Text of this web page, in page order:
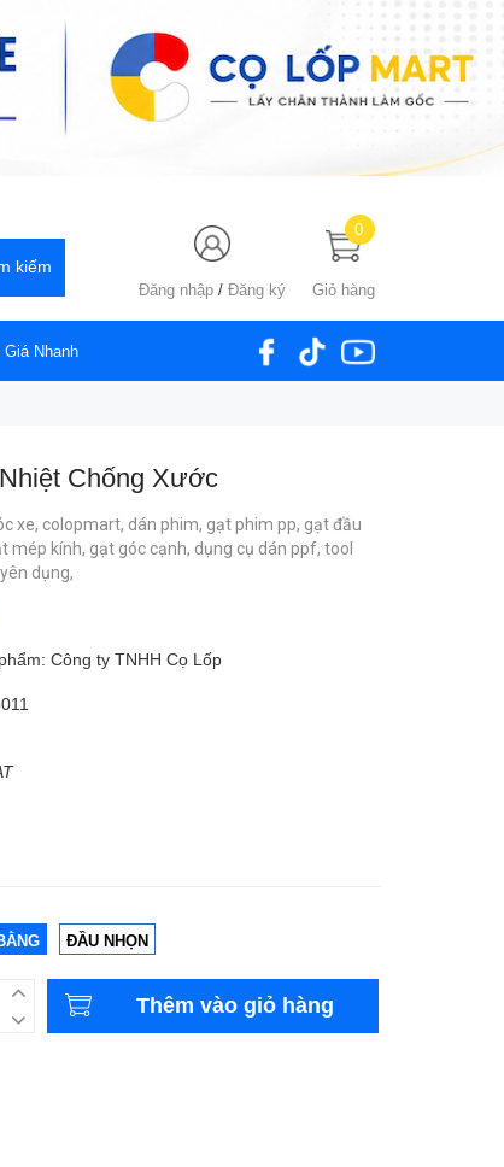
Đăng nhập / Đăng ký Giỏ hàng
0
Giá Nhanh
Chống Xước
xe, colopmart, dán phim, gạt phim pp, gạt đầu
mép kính, gạt góc cạnh, dụng cụ dán ppf, tool
dụng,
Công ty TNHH Cọ Lốp
ĐẦU NHỌN
Thêm vào giỏ hàng